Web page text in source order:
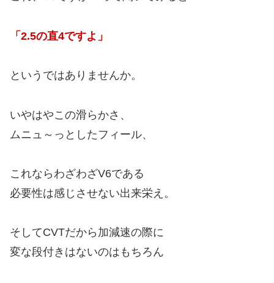
「2.5の直4ですよ」
というではありませんか。
いやはやこの滑らかさ、
ムニュ～っとしたフィール、
これならわざわざV6である
必要性は感じさせない出来栄え。
そしてCVTだから加減速の際に
変な段付きはないのはもちろん